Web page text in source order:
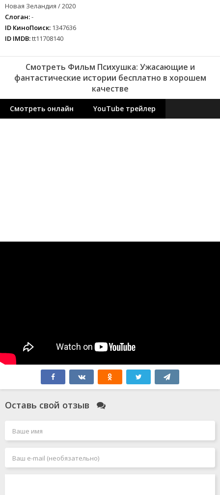
Новая Зеландия / 2020
Слоган:-
ID КиноПоиск: 1347636
ID IMDB:tt11708140
Смотреть Фильм Психушка: Ужасающие и
фантастические истории бесплатно в хорошем
качестве
Смотреть онлайн YouTube трейлер
Оставь свой отзыв